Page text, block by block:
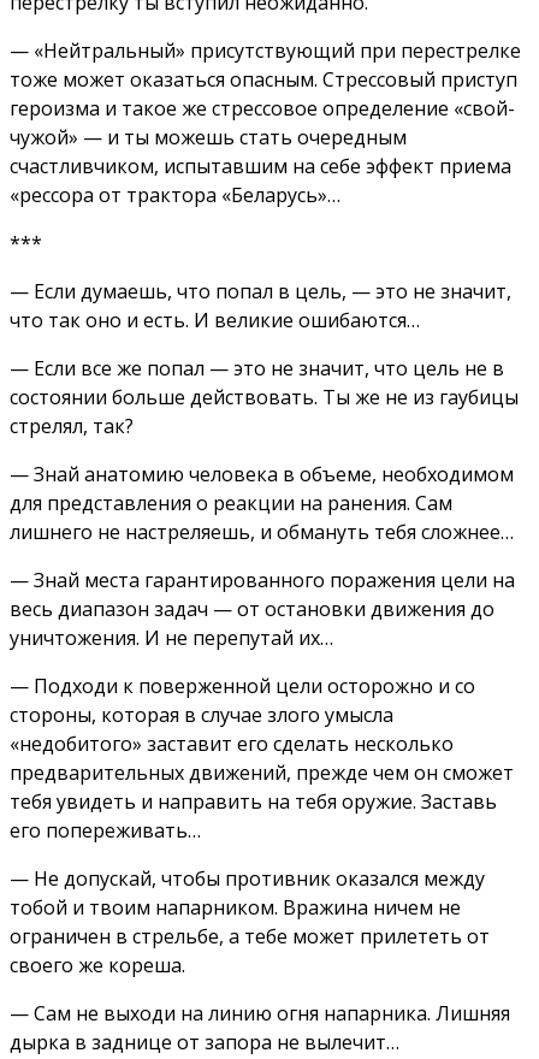
— «Нейтральный» присутствующий при перестрелке
тоже может оказаться опасным. Стрессовый приступ
героизма и такое же стрессовое определение «свой-
чужой» — и ты можешь стать очередным
счастливчиком, испытавшим на себе эффект приема
«рессора от трактора «Беларусь»…
***
— Если думаешь, что попал в цель, — это не значит,
что так оно и есть. И великие ошибаются…
— Если все же попал — это не значит, что цель не в
состоянии больше действовать. Ты же не из гаубицы
стрелял, так?
— Знай анатомию человека в объеме, необходимом
для представления о реакции на ранения. Сам
лишнего не настреляешь, и обмануть тебя сложнее…
— Знай места гарантированного поражения цели на
весь диапазон задач — от остановки движения до
уничтожения. И не перепутай их…
— Подходи к поверженной цели осторожно и со
стороны, которая в случае злого умысла
«недобитого» заставит его сделать несколько
предварительных движений, прежде чем он сможет
тебя увидеть и направить на тебя оружие. Заставь
его попереживать…
— Не допускай, чтобы противник оказался между
тобой и твоим напарником. Вражина ничем не
ограничен в стрельбе, а тебе может прилететь от
своего же кореша.
— Сам не выходи на линию огня напарника. Лишняя
дырка в заднице от запора не вылечит…